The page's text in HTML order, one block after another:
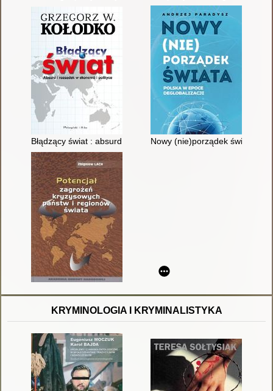
Błądzący świat : absurd i rozsądek w ekonomii i polityce
Nowy (nie)porządek świata :
KRYMINOLOGIA I KRYMINALISTYKA